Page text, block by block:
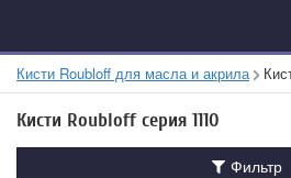
Кисти Roubloff для масла и акрила
Кисти Roubloff серия 1110
Фильтр